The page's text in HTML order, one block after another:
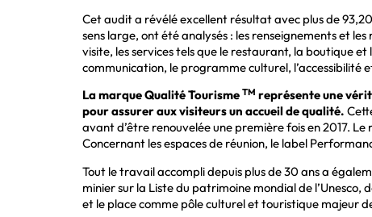
Cet audit a révélé excellent résultat avec plus de
sens large, ont été analysés : les renseignements et
visite, les services tels que le restaurant, la boutique et
communication, le programme culturel, l’accessibilité
La marque Qualité Tourisme TM représente une
pour assurer aux visiteurs un accueil de qualité.
avant d’être renouvelée une première fois en 2017.
Concernant les espaces de réunion, le label
Tout le travail accompli depuis plus de 30 ans a
minier sur la Liste du patrimoine mondial de
et le place comme pôle culturel et touristique majeur